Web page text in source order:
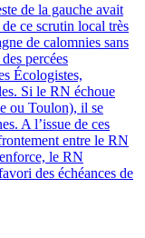
de la gauche avait
ce scrutin local très
de calomnies sans
percées
Écologistes,
Si le RN échoue
ou Toulon), il se
A l’issue de ces
entre le RN
le RN
des échéances de